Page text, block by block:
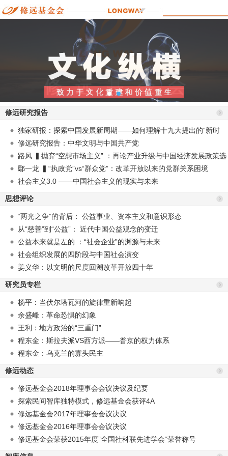
修远研究报告
独家研报：探索中国发展新周期——如何理解十九大提出的“新时
代”？
修远研究报告：中华文明与中国共产党
路风 ▍抛弃“空想市场主义” ：再论产业升级与中国经济发展政策选
择
鄢一龙 ▍“执政党”vs“群众党”：改革开放以来的党群关系困境
社会主义3.0 ——中国社会主义的现实与未来
思想评论
“两光之争”的背后： 公益事业、资本主义和意识形态
从“慈善”到“公益”： 近代中国公益观念的变迁
公益本来就是左的 ：“社会企业”的渊源与未来
社会组织发展的四阶段与中国社会演变
姜义华：以文明的尺度回溯改革开放四十年
研究员专栏
杨平：当伏尔塔瓦河的旋律重新响起
余盛峰：革命恐惧的幻象
王利：地方政治的“三重门”
程东金：斯拉夫派VS西方派——普京的权力体系
程东金：乌克兰的寡头民主
修远动态
修远基金会2018年理事会会议决议及纪要
探索民间智库独特模式，修远基金会获评4A
修远基金会2017年理事会会议决议
修远基金会2016年理事会会议决议
修远基金会荣获2015年度”全国社科联先进学会“荣誉称号